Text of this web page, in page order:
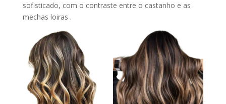
sofisticado, com o contraste entre o castanho e as
mechas loiras .